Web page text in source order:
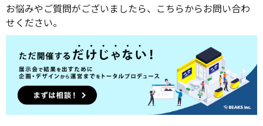
お悩みやご質問がございましたら、こちらからお問い合わ
せください。